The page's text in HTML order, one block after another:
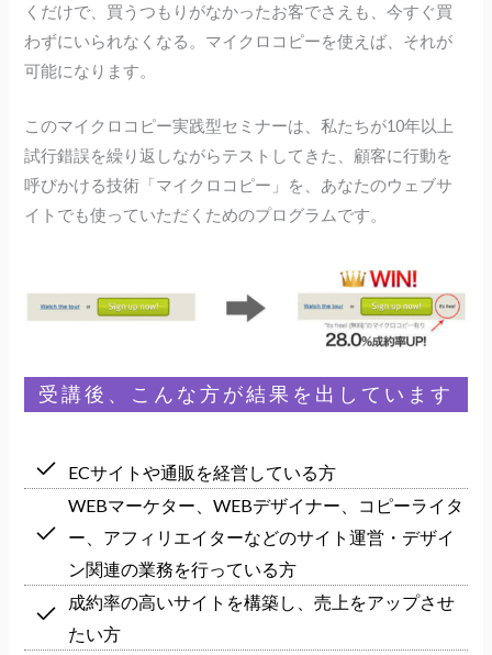
くだけで、買うつもりがなかったお客でさえも、今すぐ買
わずにいられなくなる。マイクロコピーを使えば、それが
可能になります。
このマイクロコピー実践型セミナーは、私たちが10年以上
試行錯誤を繰り返しながらテストしてきた、顧客に行動を
呼びかける技術「マイクロコピー」を、あなたのウェブサ
イトでも使っていただくためのプログラムです。
受講後、こんな方が結果を出しています
ECサイトや通販を経営している方
WEBマーケター、WEBデザイナー、コピーライタ
ー、アフィリエイターなどのサイト運営・デザイ
ン関連の業務を行っている方
成約率の高いサイトを構築し、売上をアップさせ
たい方